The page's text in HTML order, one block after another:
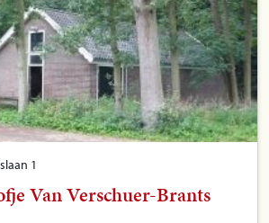
1
Van Verschuer-Brants